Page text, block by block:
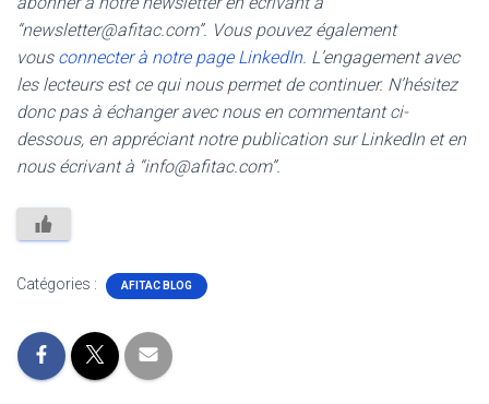
“newsletter@afitac.com”. Vous pouvez également
vous connecter à notre page LinkedIn. L’engagement avec
les lecteurs est ce qui nous permet de continuer. N’hésitez
donc pas à échanger avec nous en commentant ci-
dessous, en appréciant notre publication sur LinkedIn et en
nous écrivant à “info@afitac.com”.
Catégories : AFITAC BLOG